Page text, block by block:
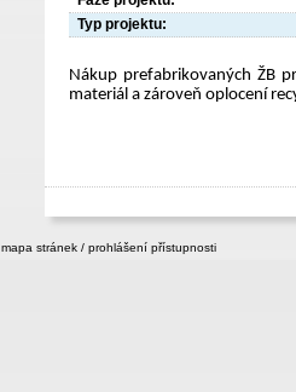
Typ projektu:
Nákup prefabrikovaných ŽB
materiál a zároveň oplocení
mapa stránek / prohlášení přístupnosti